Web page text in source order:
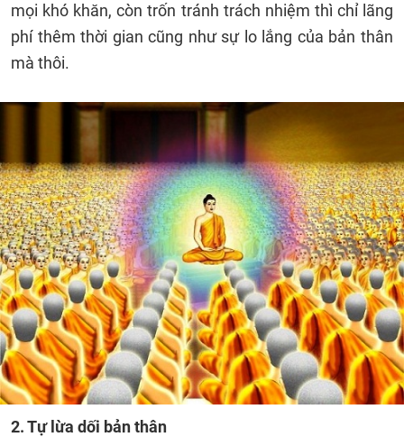
mọi khó khăn, còn trốn tránh trách nhiệm thì chỉ lãng
phí thêm thời gian cũng như sự lo lắng của bản thân
mà thôi.
2. Tự lừa dối bản thân